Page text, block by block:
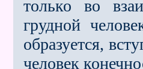
только во
грудной
образуется,
человек